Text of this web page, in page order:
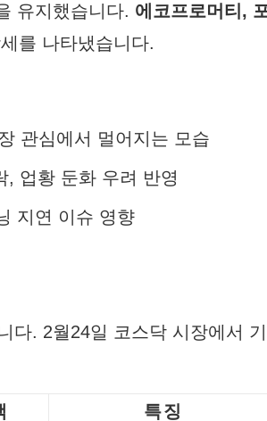
유지했습니다. 에코프로머티,
를 나타냈습니다.
관심에서 멀어지는 모습
, 업황 둔화 우려 반영
지연 이슈 영향
다. 2월24일 코스닥 시장에서 기
특징